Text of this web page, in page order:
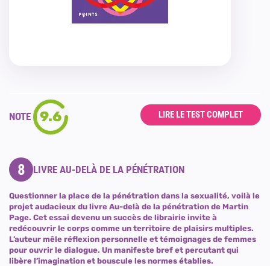
NOTE 9.6 LIRE LE TEST COMPLET
8 LIVRE AU-DELÀ DE LA PÉNÉTRATION
Questionner la place de la pénétration dans la sexualité, voilà le
projet audacieux du livre Au-delà de la pénétration de Martin
Page. Cet essai devenu un succès de librairie invite à
redécouvrir le corps comme un territoire de plaisirs multiples.
L’auteur mêle réflexion personnelle et témoignages de femmes
pour ouvrir le dialogue. Un manifeste bref et percutant qui
libère l’imagination et bouscule les normes établies.